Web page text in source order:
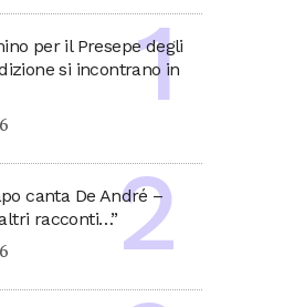
per il Presepe degli
si incontrano in
canta De André –
racconti…”